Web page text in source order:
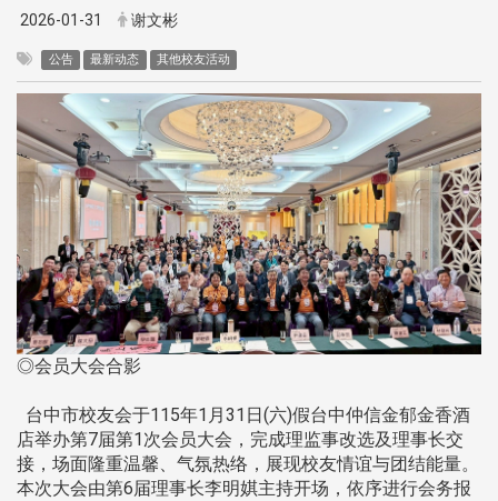
2026-01-31 谢文彬
公告 最新动态 其他校友活动
◎会员大会合影
台中市校友会于115年1月31日(六)假台中仲信金郁金香酒
店举办第7届第1次会员大会，完成理监事改选及理事长交
接，场面隆重温馨、气氛热络，展现校友情谊与团结能量。
本次大会由第6届理事长李明娸主持开场，依序进行会务报